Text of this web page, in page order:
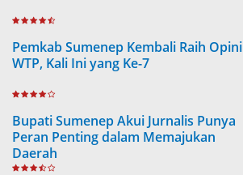
Pemkab Sumenep Kembali Raih Opini
WTP, Kali Ini yang Ke-7
Bupati Sumenep Akui Jurnalis Punya
Peran Penting dalam Memajukan
Daerah